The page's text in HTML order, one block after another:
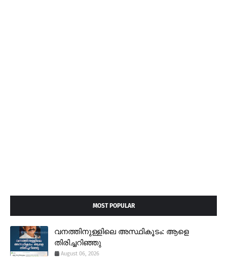
MOST POPULAR
വനത്തിനുള്ളിലെ അസ്ഥികൂടം: ആളെ
തിരിച്ചറിഞ്ഞു
August 06, 2026